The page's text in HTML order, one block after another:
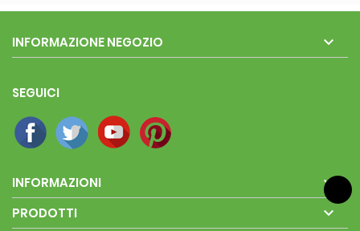
INFORMAZIONE NEGOZIO 
SEGUICI
INFORMAZIONI 
PRODOTTI 